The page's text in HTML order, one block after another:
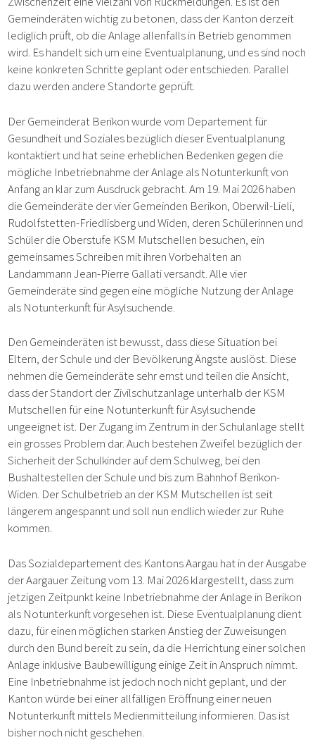
Gemeinderäten wichtig zu betonen, dass der Kanton derzeit
lediglich prüft, ob die Anlage allenfalls in Betrieb genommen
wird. Es handelt sich um eine Eventualplanung, und es sind noch
keine konkreten Schritte geplant oder entschieden. Parallel
dazu werden andere Standorte geprüft.
Der Gemeinderat Berikon wurde vom Departement für
Gesundheit und Soziales bezüglich dieser Eventualplanung
kontaktiert und hat seine erheblichen Bedenken gegen die
mögliche Inbetriebnahme der Anlage als Notunterkunft von
Anfang an klar zum Ausdruck gebracht. Am 19. Mai 2026 haben
die Gemeinderäte der vier Gemeinden Berikon, Oberwil-Lieli,
Rudolfstetten-Friedlisberg und Widen, deren Schülerinnen und
Schüler die Oberstufe KSM Mutschellen besuchen, ein
gemeinsames Schreiben mit ihren Vorbehalten an
Landammann Jean-Pierre Gallati versandt. Alle vier
Gemeinderäte sind gegen eine mögliche Nutzung der Anlage
als Notunterkunft für Asylsuchende.
Den Gemeinderäten ist bewusst, dass diese Situation bei
Eltern, der Schule und der Bevölkerung Ängste auslöst. Diese
nehmen die Gemeinderäte sehr ernst und teilen die Ansicht,
dass der Standort der Zivilschutzanlage unterhalb der KSM
Mutschellen für eine Notunterkunft für Asylsuchende
ungeeignet ist. Der Zugang im Zentrum in der Schulanlage stellt
ein grosses Problem dar. Auch bestehen Zweifel bezüglich der
Sicherheit der Schulkinder auf dem Schulweg, bei den
Bushaltestellen der Schule und bis zum Bahnhof Berikon-
Widen. Der Schulbetrieb an der KSM Mutschellen ist seit
längerem angespannt und soll nun endlich wieder zur Ruhe
kommen.
Das Sozialdepartement des Kantons Aargau hat in der Ausgabe
der Aargauer Zeitung vom 13. Mai 2026 klargestellt, dass zum
jetzigen Zeitpunkt keine Inbetriebnahme der Anlage in Berikon
als Notunterkunft vorgesehen ist. Diese Eventualplanung dient
dazu, für einen möglichen starken Anstieg der Zuweisungen
durch den Bund bereit zu sein, da die Herrichtung einer solchen
Anlage inklusive Baubewilligung einige Zeit in Anspruch nimmt.
Eine Inbetriebnahme ist jedoch noch nicht geplant, und der
Kanton würde bei einer allfälligen Eröffnung einer neuen
Notunterkunft mittels Medienmitteilung informieren. Das ist
bisher noch nicht geschehen.